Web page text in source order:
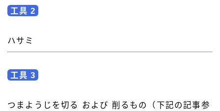
工具 2
ハサミ
工具 3
つまようじを切る および 削るもの（下記の記事参